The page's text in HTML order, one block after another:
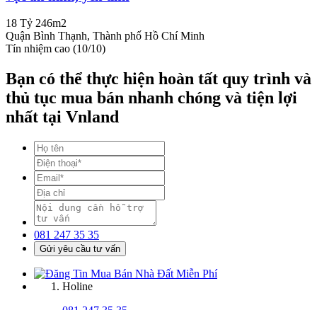
18 Tỷ 246m2
Quận Bình Thạnh, Thành phố Hồ Chí Minh
Tín nhiệm cao (10/10)
Bạn có thể thực hiện hoàn tất quy trình và
thủ tục mua bán nhanh chóng và tiện lợi
nhất tại Vnland
081 247 35 35
Gửi yêu cầu tư vấn
Holine